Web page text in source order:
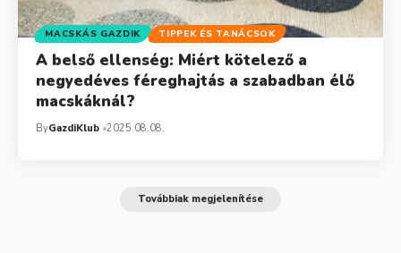
MACSKÁS GAZDIK TIPPEK ÉS TANÁCSOK
A belső ellenség: Miért kötelező a
negyedéves féreghajtás a szabadban élő
macskáknál?
ByGazdiKlub 2025.08.08.
Továbbiak megjelenítése